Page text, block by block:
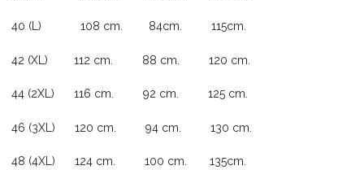
40 (L) 108 cm. 84cm. 115cm.
42 (XL) 112 cm. 88 cm. 120 cm.
44 (2XL) 116 cm. 92 cm. 125 cm.
46 (3XL) 120 cm. 94 cm. 130 cm.
48 (4XL) 124 cm. 100 cm. 135cm.